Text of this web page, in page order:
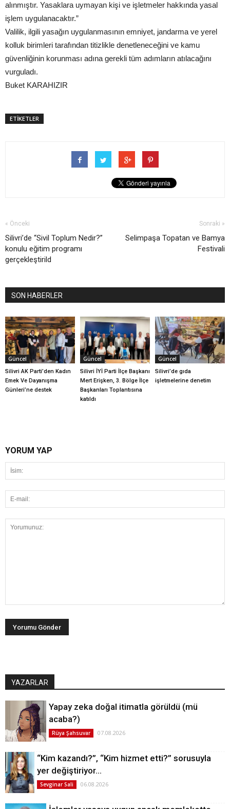
alınmıştır. Yasaklara uymayan kişi ve işletmeler hakkında yasal
işlem uygulanacaktır.”
Valilik, ilgili yasağın uygulanmasının emniyet, jandarma ve yerel
kolluk birimleri tarafından titizlikle denetleneceğini ve kamu
güvenliğinin korunması adına gerekli tüm adımların atılacağını
vurguladı.
Buket KARAHIZIR
ETİKETLER
« Önceki
Silivri’de “Sivil Toplum Nedir?”
konulu eğitim programı
gerçekleştirild
Sonraki »
Selimpaşa Topatan ve Bamya
Festivali
SON HABERLER
Güncel
Silivri AK Parti’den Kadın
Emek Ve Dayanışma
Günleri’ne destek
Güncel
Silivri İYİ Parti İlçe Başkanı
Mert Erişken, 3. Bölge İlçe
Başkanları Toplantısına
katıldı
Güncel
Silivri’de gıda
işletmelerine denetim
YORUM YAP
YAZARLAR
Yapay zeka doğal itimatla görüldü (mü
acaba?)
Rüya Şahsuvar 07.08.2026
“Kim kazandı?”, “Kim hizmet etti?” sorusuyla
yer değiştiriyor…
Sevginar Sali 06.08.2026